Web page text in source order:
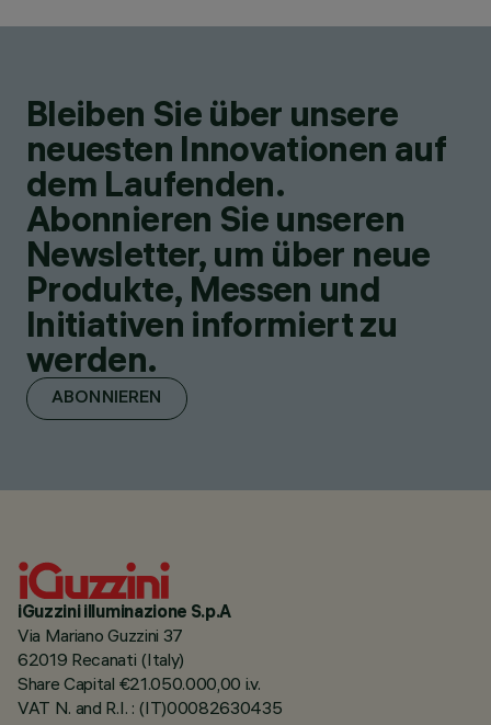
Bleiben Sie über unsere
neuesten Innovationen auf
dem Laufenden.
Abonnieren Sie unseren
Newsletter, um über neue
Produkte, Messen und
Initiativen informiert zu
werden.
ABONNIEREN
iGuzzini illuminazione S.p.A
Via Mariano Guzzini 37
62019 Recanati (Italy)
Share Capital €21.050.000,00 i.v.
VAT N. and R.I. : (IT)00082630435